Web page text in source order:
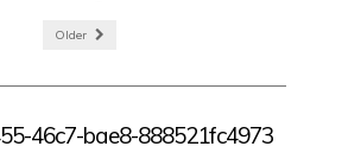
Older
46c7-bae8-888521fc4973